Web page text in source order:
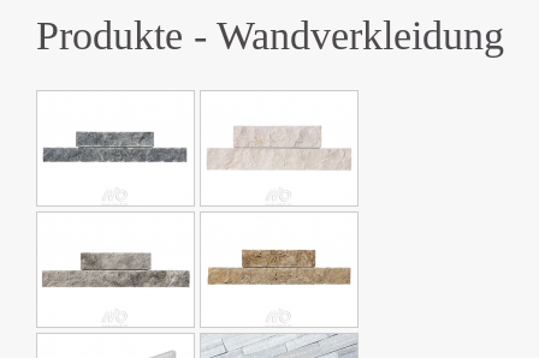
Produkte - Wandverkleidung